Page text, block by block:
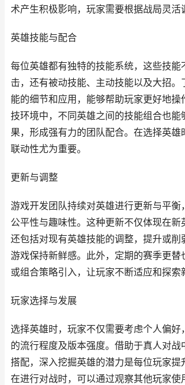
术产生积极影响，玩家需要根据战局灵活
英雄技能与配合
每位英雄都有独特的技能系统，这些技能
击，还有被动技能、主动技能以及大招。
能的细节和应用，能够帮助玩家更好地操
技环境中，不同英雄之间的技能组合也能
果，形成强有力的团队配合。在选择英雄
联动性尤为重要。
更新与调整
游戏开发团队持续对英雄进行更新与平衡
公平性与趣味性。这种更新不仅体现在新
还包括对现有英雄技能的调整，提升或削
游戏保持新鲜感。此外，定期的赛季更替
或组合策略引入，让玩家不断适应和探索
玩家选择与发展
选择英雄时，玩家不仅需要考虑个人偏好
的流行程度及版本强度。借助于真人对战
搭配，深入挖掘英雄的潜力是每位玩家提
在进行对战时，可以通过观察其他玩家使